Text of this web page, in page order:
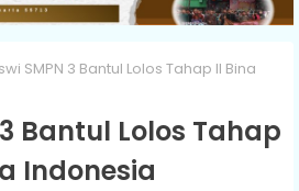
SMPN 3 Bantul Lolos Tahap II Bina
3 Bantul Lolos Tahap
Indonesia